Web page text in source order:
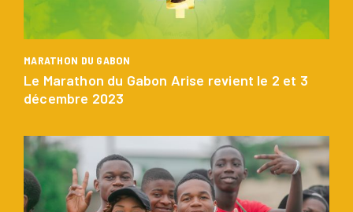
Le Marathon du Gabon Arise revient le 2 et 3
décembre 2023
MARATHON DU GABON